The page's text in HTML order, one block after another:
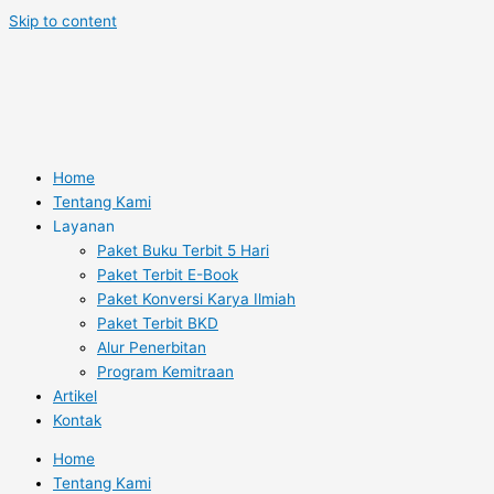
Skip to content
Home
Tentang Kami
Layanan
Paket Buku Terbit 5 Hari
Paket Terbit E-Book
Paket Konversi Karya Ilmiah
Paket Terbit BKD
Alur Penerbitan
Program Kemitraan
Artikel
Kontak
Home
Tentang Kami